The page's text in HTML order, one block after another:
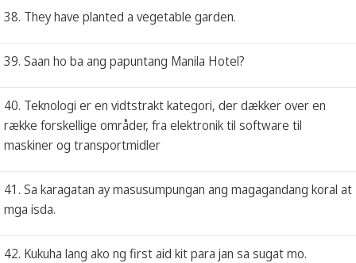
38. They have planted a vegetable garden.
39. Saan ho ba ang papuntang Manila Hotel?
40. Teknologi er en vidtstrakt kategori, der dækker over en
række forskellige områder, fra elektronik til software til
maskiner og transportmidler
41. Sa karagatan ay masusumpungan ang magagandang koral at
mga isda.
42. Kukuha lang ako ng first aid kit para jan sa sugat mo.